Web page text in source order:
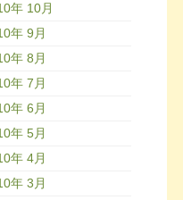
年 10月
年 9月
年 8月
年 7月
年 6月
年 5月
年 4月
年 3月